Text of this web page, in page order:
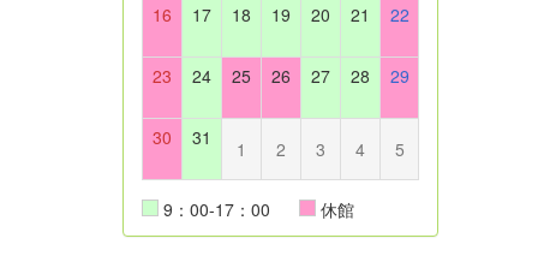
16 17 18 19 20 21 22
23 24 25 26 27 28 29
30 31 1 2 3 4 5
9：00-17：00 休館